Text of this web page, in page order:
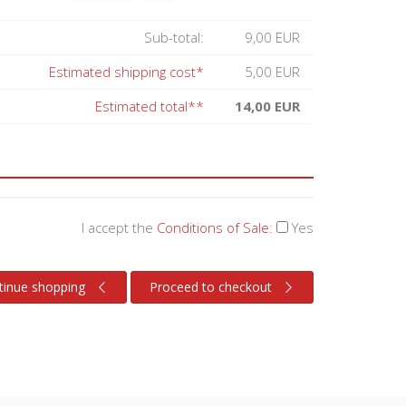
Sub-total:
9,00 EUR
Estimated shipping cost*
5,00 EUR
Estimated total**
14,00 EUR
I accept the Conditions of Sale: Yes
shopping Proceed to checkout